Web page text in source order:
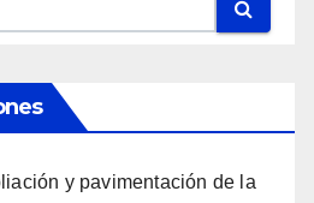
y pavimentación de la